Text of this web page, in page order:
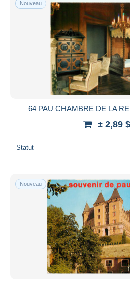
Uniquement en réduction
Livraison gratuite
Méthodes de paiement
PayPal
Virement bancaire
Visa
Mastercard
Bancontact
Tout désélectionner
Monde entier
Appliquer
Nouveau
64 PAU CHAMBRE DE LA
± 2,89
Statut
Nouveau